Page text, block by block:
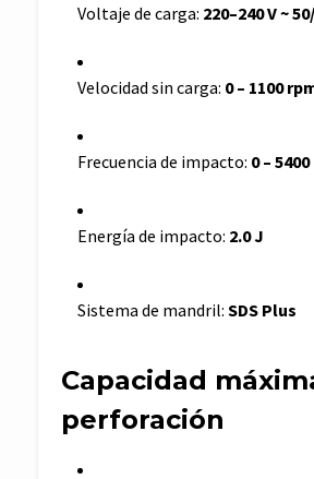
Voltaje de carga: 220–240 V ~
Velocidad sin carga: 0 – 1100
Frecuencia de impacto: 0 –
Energía de impacto: 2.0 J
Sistema de mandril: SDS Plus
Capacidad
perforación